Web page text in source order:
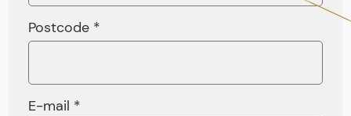
Postcode *
E-mail *